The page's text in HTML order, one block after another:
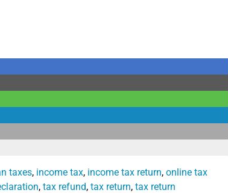
taxes, income tax, income tax return, online tax
, tax refund, tax return, tax return